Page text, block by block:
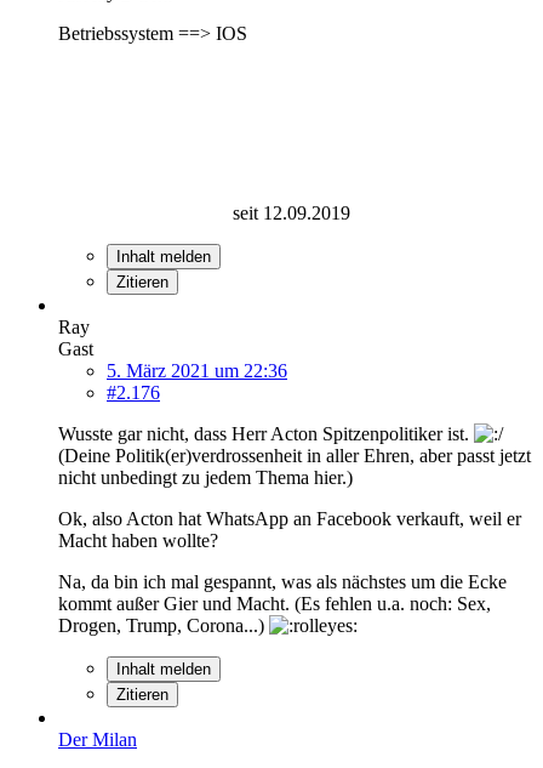
Betriebssystem ==> IOS
seit 12.09.2019
Inhalt melden
Zitieren
Ray
Gast
5. März 2021 um 22:36
#2.176
Wusste gar nicht, dass Herr Acton Spitzenpolitiker ist.
(Deine Politik(er)verdrossenheit in aller Ehren, aber passt jetzt
nicht unbedingt zu jedem Thema hier.)
Ok, also Acton hat WhatsApp an Facebook verkauft, weil er
Macht haben wollte?
Na, da bin ich mal gespannt, was als nächstes um die Ecke
kommt außer Gier und Macht. (Es fehlen u.a. noch: Sex,
Drogen, Trump, Corona...)
Inhalt melden
Zitieren
Der Milan